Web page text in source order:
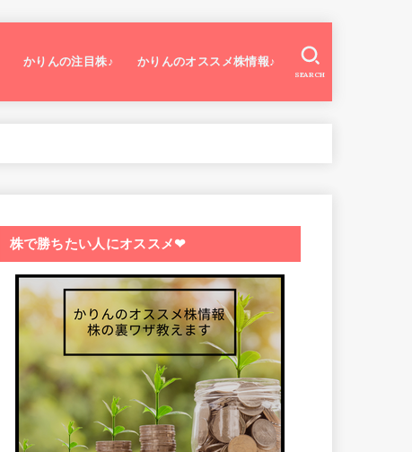
かりんの注目株♪ かりんのオススメ株情報♪
SEARCH
株で勝ちたい人にオススメ❤